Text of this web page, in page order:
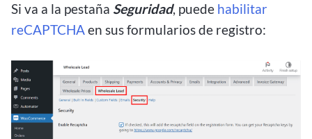
Si va a la pestaña Seguridad, puede habilitar
reCAPTCHAen sus formularios de registro: